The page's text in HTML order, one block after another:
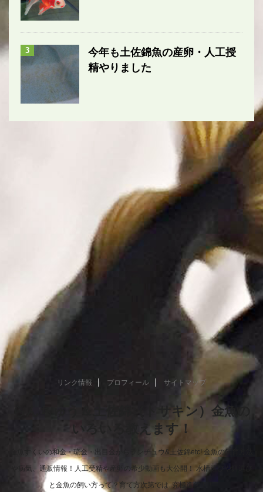
3
今年も土佐錦魚の産卵・人工授
精やりました
リンク情報 プロフィール サイトマップ
らんちゅう＆土佐錦（トサキン）金魚の
いろいろ教えます！
金魚すくいの和金・琉金・出目金からランチュウ&土佐錦etc! 金魚の飼育方法
や病気、通販情報！人工受精や産卵の希少動画も大公開！ 水槽選びや餌選び
と金魚の飼い方って？育て方次第では..究極進化！！